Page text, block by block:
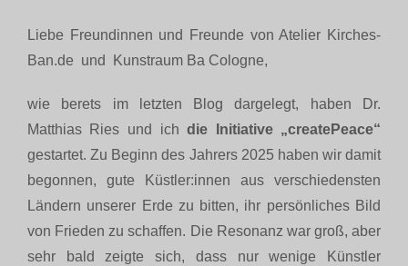
Biographie
Blog
Termine
Presse
Liebe Freundinnen und Freunde von Atelier Kirches-
Ban.de und Kunstraum Ba Cologne,
wie berets im letzten Blog dargelegt, haben Dr.
Matthias Ries und ichdie Initiative „createPeace“
gestartet. Zu Beginn des Jahrers 2025 haben wir damit
begonnen, gute Küstler:innen aus verschiedensten
Ländern unserer Erde zu bitten, ihr persönliches Bild
von Frieden zu schaffen. Die Resonanz war groß, aber
sehr bald zeigte sich, dass nur wenige Künstler